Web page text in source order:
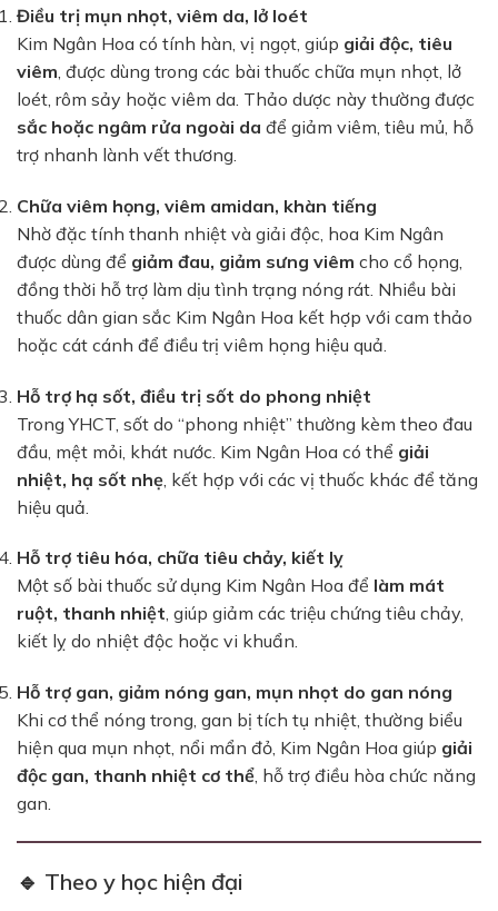
Điều trị mụn nhọt, viêm da, lở loét
Kim Ngân Hoa có tính hàn, vị ngọt, giúp giải độc, tiêu
viêm, được dùng trong các bài thuốc chữa mụn nhọt, lở
loét, rôm sảy hoặc viêm da. Thảo dược này thường được
sắc hoặc ngâm rửa ngoài da để giảm viêm, tiêu mủ, hỗ
trợ nhanh lành vết thương.
Chữa viêm họng, viêm amidan, khàn tiếng
Nhờ đặc tính thanh nhiệt và giải độc, hoa Kim Ngân
được dùng để giảm đau, giảm sưng viêm cho cổ họng,
đồng thời hỗ trợ làm dịu tình trạng nóng rát. Nhiều bài
thuốc dân gian sắc Kim Ngân Hoa kết hợp với cam thảo
hoặc cát cánh để điều trị viêm họng hiệu quả.
Hỗ trợ hạ sốt, điều trị sốt do phong nhiệt
Trong YHCT, sốt do “phong nhiệt” thường kèm theo đau
đầu, mệt mỏi, khát nước. Kim Ngân Hoa có thể giải
nhiệt, hạ sốt nhẹ , kết hợp với các vị thuốc khác để tăng
hiệu quả.
Hỗ trợ tiêu hóa, chữa tiêu chảy, kiết lỵ
Một số bài thuốc sử dụng Kim Ngân Hoa để làm mát
ruột, thanh nhiệt, giúp giảm các triệu chứng tiêu chảy,
kiết lỵ do nhiệt độc hoặc vi khuẩn.
Hỗ trợ gan, giảm nóng gan, mụn nhọt do gan nóng
Khi cơ thể nóng trong, gan bị tích tụ nhiệt, thường biểu
hiện qua mụn nhọt, nổi mẩn đỏ, Kim Ngân Hoa giúp giải
độc gan, thanh nhiệt cơ thể, hỗ trợ điều hòa chức năng
gan.
🔹 Theo y học hiện đại